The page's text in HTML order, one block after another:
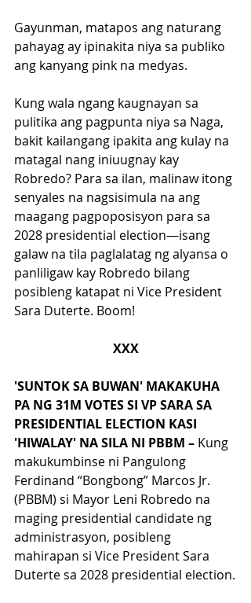
Gayunman, matapos ang naturang
pahayag ay ipinakita niya sa publiko
ang kanyang pink na medyas.
Kung wala ngang kaugnayan sa
pulitika ang pagpunta niya sa Naga,
bakit kailangang ipakita ang kulay na
matagal nang iniuugnay kay
Robredo? Para sa ilan, malinaw itong
senyales na nagsisimula na ang
maagang pagpoposisyon para sa
2028 presidential election—isang
galaw na tila paglalatag ng alyansa o
panliligaw kay Robredo bilang
posibleng katapat ni Vice President
Sara Duterte. Boom!
XXX
'SUNTOK SA BUWAN' MAKAKUHA
PA NG 31M VOTES SI VP SARA SA
PRESIDENTIAL ELECTION KASI
'HIWALAY' NA SILA NI PBBM – Kung
makukumbinse ni Pangulong
Ferdinand “Bongbong” Marcos Jr.
(PBBM) si Mayor Leni Robredo na
maging presidential candidate ng
administrasyon, posibleng
mahirapan si Vice President Sara
Duterte sa 2028 presidential election.